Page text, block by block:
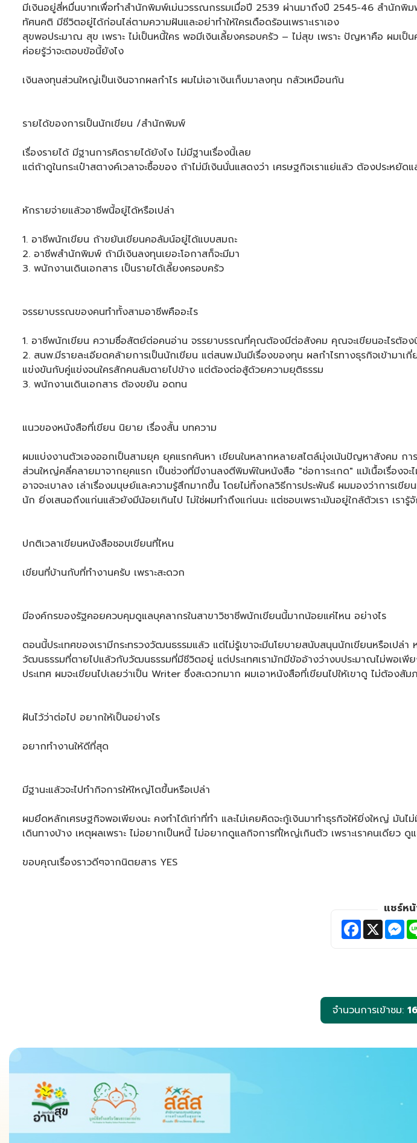
มีเงินอยู่สี่หมื่นบาทเพื่อทำสำนักพิมพ์เม่นวรรณกรรมเมื่อปี 2539 ผ่านมาถึงปี 2545-46 สำนัก
ทัศนคติ มีชีวิตอยู่ได้ก่อนไล่ตามความฝันและอย่าทำให้ใครเดือดร้อนเพราะเราเอง
สุขพอประมาณ สุข เพราะ ไม่เป็นหนี้ใคร พอมีเงินเลี้ยงครอบครัว – ไม่สุข เพราะ ปัญหาคือ ผมเ
ค่อยรู้ว่าจะตอบข้อนี้ยังไง
เงินลงทุนส่วนใหญ่เป็นเงินจากผลกำไร ผมไม่เอาเงินเก็บมาลงทุน กลัวเหมือนกัน
รายได้ของการเป็นนักเขียน /สำนักพิมพ์
เรื่องรายได้ มีฐานการคิดรายได้ยังไง ไม่มีฐานเรื่องนี้เลย
แต่ถ้าดูในกระเป๋าสตางค์เวลาจะซื้อของ ถ้าไม่มีเงินนั่นแสดงว่า เศรษฐกิจเราแย่แล้ว ต้องประหยัด
หักรายจ่ายแล้วอาชีพนี้อยู่ได้หรือเปล่า
1. อาชีพนักเขียน ถ้าขยันเขียนคอลัมน์อยู่ได้แบบสมถะ
2. อาชีพสำนักพิมพ์ ถ้ามีเงินลงทุนเยอะโอกาสก็จะมีมา
3. พนักงานเดินเอกสาร เป็นรายได้เลี้ยงครอบครัว
จรรยาบรรณของคนทำทั้งสามอาชีพคืออะไร
1. อาชีพนักเขียน ความซื่อสัตย์ต่อคนอ่าน จรรยาบรรณที่คุณต้องมีต่อสังคม คุณจะเขียนอะไรต้อ
2. สนพ.มีรายละเอียดคล้ายการเป็นนักเขียน แต่สนพ.มันมีเรื่องของทุน ผลกำไรทางธุรกิจเข้าม
แข่งขันกับคู่แข่งจนใครสักคนล้มตายไปข้าง แต่ต้องต่อสู้ด้วยความยุติธรรม
3. พนักงานเดินเอกสาร ต้องขยัน อดทน
แนวของหนังสือที่เขียน นิยาย เรื่องสั้น บทความ
ผมแบ่งงานตัวเองออกเป็นสามยุค ยุคแรกค้นหา เขียนในหลากหลายสไตล์มุ่งเน้นปัญหาสังคม
ส่วนใหญ่คลี่คลายมาจากยุคแรก เป็นช่วงที่มีงานลงตีพิมพ์ในหนังสือ "ช่อการะเกด" แม้เนื้อเรื่อง
อาจจะเบาลง เล่าเรื่องมนุษย์และความรู้สึกมากขึ้น โดยไม่ทิ้งกลวิธีการประพันธ์ ผมมองว่าการเ
นัก ยิ่งเสนอถึงแก่นแล้วยังมีน้อยเกินไป ไม่ใช่ผมทำถึงแก่นนะ แต่ชอบเพราะมันอยู่ใกล้ตัวเรา เรารู้
ปกติเวลาเขียนหนังสือชอบเขียนที่ไหน
เขียนที่บ้านกับที่ทำงานครับ เพราะสะดวก
มีองค์กรของรัฐคอยควบคุมดูแลบุคลากรในสาขาวิชาชีพนักเขียนนี้มากน้อยแค่ไหน อย่างไร
ตอนนี้ประเทศของเรามีกระทรวงวัฒนธรรมแล้ว แต่ไม่รู้เขาจะมีนโยบายสนับสนุนนักเขียนหรือเป
วัฒนธรรมที่ตายไปแล้วกับวัฒนธรรมที่มีชีวิตอยู่ แต่ประเทศเรามักมีข้ออ้างว่างบประมาณไม่พอเพี
ประเทศ ผมจะเขียนไปเลยว่าเป็น Writer ซึ่งสะดวกมาก ผมเอาหนังสือที่เขียนไปให้เขาดู ไม่ต้อง
ฝันไว้ว่าต่อไป อยากให้เป็นอย่างไร
อยากทำงานให้ดีที่สุด
มีฐานะแล้วจะไปทำกิจการให้ใหญ่โตขึ้นหรือเปล่า
ผมยึดหลักเศรษฐกิจพอเพียงนะ คงทำได้เท่าที่ทำ และไม่เคยคิดจะกู้เงินมาทำธุรกิจให้ยิ่งใหญ่ มันไ
เดินทางบ้าง เหตุผลเพราะ ไม่อยากเป็นหนี้ ไม่อยากดูแลกิจการที่ใหญ่เกินตัว เพราะเราคนเดียว
ขอบคุณเรื่องราวดีๆจากนิตยสาร YES
แชร์ห
F
a
c
X M
e
s
r
จำนวนการเข้าชม: